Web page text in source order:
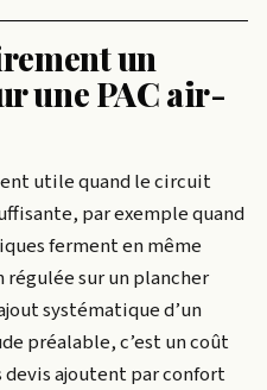
un
une PAC air-
utile quand le circuit
par exemple quand
ferment en même
régulée sur un plancher
systématique d’un
préalable, c’est un coût
ajoutent par confort